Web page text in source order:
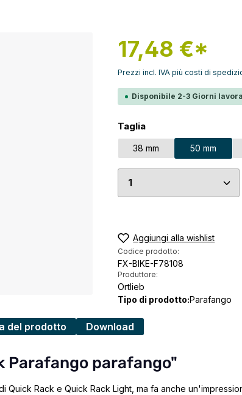
17,48 €*
Prezzi incl. IVA più costi di
Disponibile 2-3 Giorni
Seleziona
Taglia
38 mm 50 mm
Quantità del
Aggiungi alla wishlist
Codice prodotto:
FX-BIKE-F78108
Produttore:
Ortlieb
Tipo di prodotto:Parafango
del prodotto Download
Parafango parafango"
Quick Rack e Quick Rack Light, ma fa anche